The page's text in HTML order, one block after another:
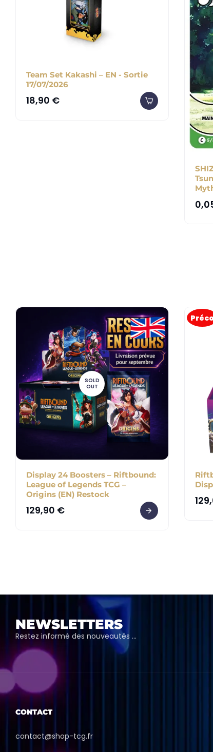
Team Set Kakashi – EN - Sortie
17/07/2026
18,90 €
SOLD
OUT
Display 24 Boosters – Riftbound:
League of Legends TCG –
Origins (EN) Restock
129,90 €
NEWSLETTERS
Restez informé des nouveautés …
CONTACT
contact@shop-tcg.fr